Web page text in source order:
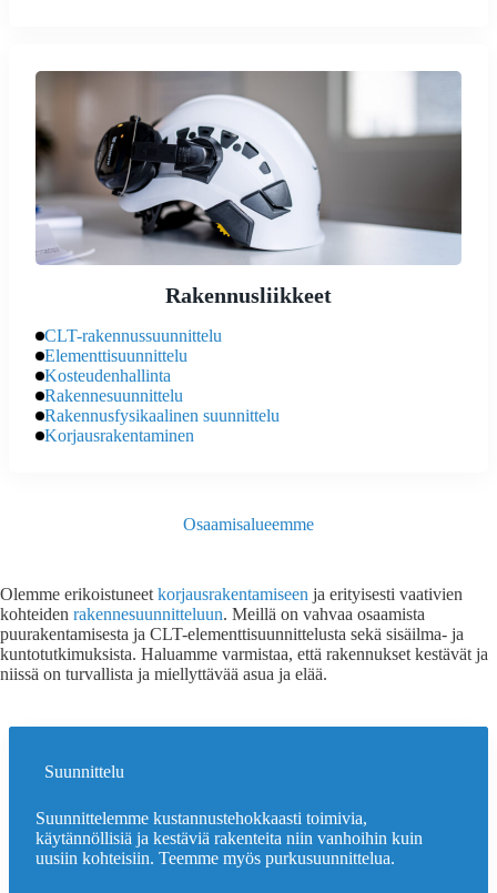
Rakennusliikkeet
CLT-rakennussuunnittelu
Elementtisuunnittelu
Kosteudenhallinta
Rakennesuunnittelu
Rakennusfysikaalinen suunnittelu
Korjausrakentaminen
Osaamisalueemme
Olemme erikoistuneet korjausrakentamiseen ja erityisesti vaativien
kohteiden rakennesuunnitteluun. Meillä on vahvaa osaamista
puurakentamisesta ja CLT-elementtisuunnittelusta sekä sisäilma- ja
kuntotutkimuksista. Haluamme varmistaa, että rakennukset kestävät ja
niissä on turvallista ja miellyttävää asua ja elää.
Suunnittelu
Suunnittelemme kustannustehokkaasti toimivia,
käytännöllisiä ja kestäviä rakenteita niin vanhoihin kuin
uusiin kohteisiin. Teemme myös purkusuunnittelua.